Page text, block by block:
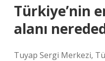
Türkiye’nin
alanı
Tuyap Sergi Merkezi,